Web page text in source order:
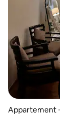
moyenne sur
Appartement ⋅